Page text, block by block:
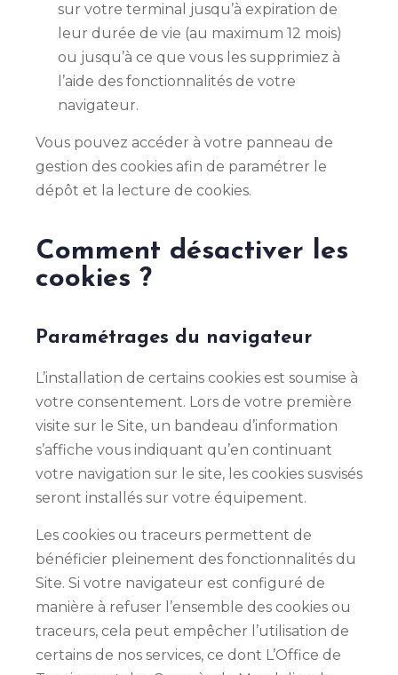
sur votre terminal jusqu’à expiration de
leur durée de vie (au maximum 12 mois)
ou jusqu’à ce que vous les supprimiez à
l’aide des fonctionnalités de votre
navigateur.
Vous pouvez accéder à votre panneau de
gestion des cookies afin de paramétrer le
dépôt et la lecture de cookies.
Comment désactiver les
cookies ?
Paramétrages du navigateur
L’installation de certains cookies est soumise à
votre consentement. Lors de votre première
visite sur le Site, un bandeau d’information
s’affiche vous indiquant qu’en continuant
votre navigation sur le site, les cookies susvisés
seront installés sur votre équipement.
Les cookies ou traceurs permettent de
bénéficier pleinement des fonctionnalités du
Site. Si votre navigateur est configuré de
manière à refuser l’ensemble des cookies ou
traceurs, cela peut empêcher l’utilisation de
certains de nos services, ce dont L’Office de